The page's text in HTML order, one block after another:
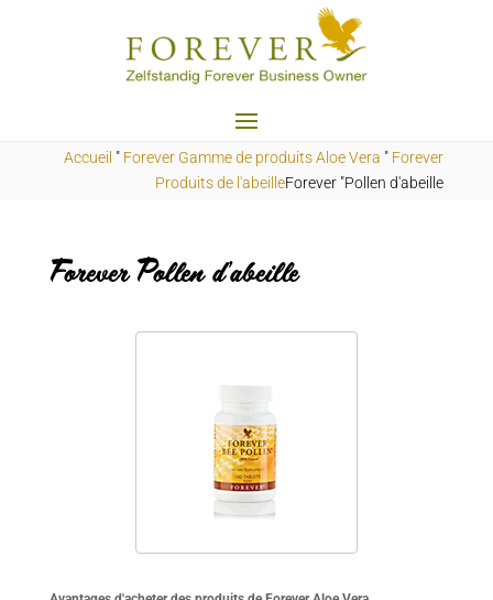
Accueil " Forever Gamme de produits Aloe Vera " Forever
Produits de l'abeilleForever "Pollen d'abeille
Forever Pollen d'abeille